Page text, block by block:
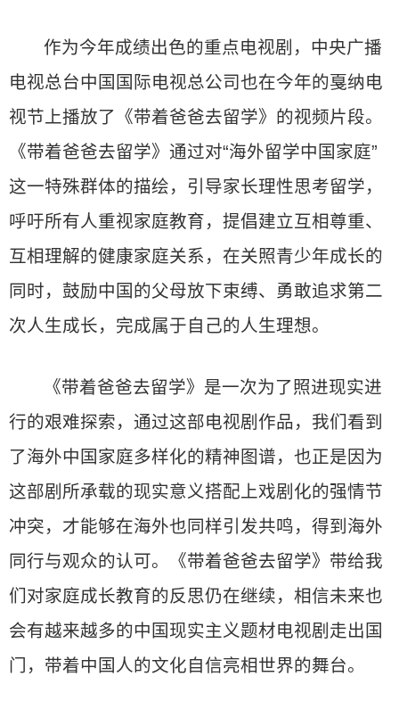
作为今年成绩出色的重点电视剧，中央广播
电视总台中国国际电视总公司也在今年的戛纳电
视节上播放了《带着爸爸去留学》的视频片段。
《带着爸爸去留学》通过对“海外留学中国家庭”
这一特殊群体的描绘，引导家长理性思考留学，
呼吁所有人重视家庭教育，提倡建立互相尊重、
互相理解的健康家庭关系，在关照青少年成长的
同时，鼓励中国的父母放下束缚、勇敢追求第二
次人生成长，完成属于自己的人生理想。
《带着爸爸去留学》是一次为了照进现实进
行的艰难探索，通过这部电视剧作品，我们看到
了海外中国家庭多样化的精神图谱，也正是因为
这部剧所承载的现实意义搭配上戏剧化的强情节
冲突，才能够在海外也同样引发共鸣，得到海外
同行与观众的认可。《带着爸爸去留学》带给我
们对家庭成长教育的反思仍在继续，相信未来也
会有越来越多的中国现实主义题材电视剧走出国
门，带着中国人的文化自信亮相世界的舞台。